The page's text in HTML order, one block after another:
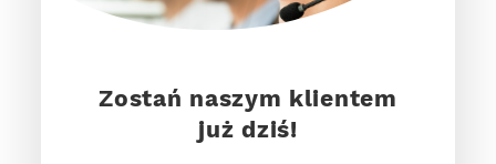
Zostań naszym klientem
już dziś!